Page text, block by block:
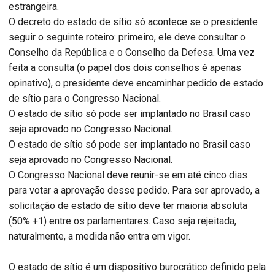
estrangeira.
O decreto do estado de sítio só acontece se o presidente
seguir o seguinte roteiro: primeiro, ele deve consultar o
Conselho da República e o Conselho da Defesa. Uma vez
feita a consulta (o papel dos dois conselhos é apenas
opinativo), o presidente deve encaminhar pedido de estado
de sítio para o Congresso Nacional.
O estado de sítio só pode ser implantado no Brasil caso
seja aprovado no Congresso Nacional.
O estado de sítio só pode ser implantado no Brasil caso
seja aprovado no Congresso Nacional.
O Congresso Nacional deve reunir-se em até cinco dias
para votar a aprovação desse pedido. Para ser aprovado, a
solicitação de estado de sítio deve ter maioria absoluta
(50% +1) entre os parlamentares. Caso seja rejeitada,
naturalmente, a medida não entra em vigor.
O estado de sítio é um dispositivo burocrático definido pela